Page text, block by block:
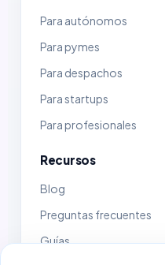
Para autónomos
Para pymes
Para despachos
Para startups
Para profesionales
Recursos
Blog
Preguntas frecuentes
Guías